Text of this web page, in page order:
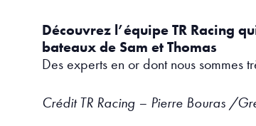
Découvrez l’équipe TR Racing
bateaux de Sam et Thomas
Des experts en or dont nous sommes
Crédit TR Racing – Pierre Bouras /